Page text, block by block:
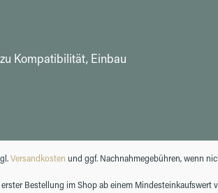
Kompatibilität, Einbau
Versandkosten und ggf. Nachnahmegebühren, wenn
Bestellung im Shop ab einem